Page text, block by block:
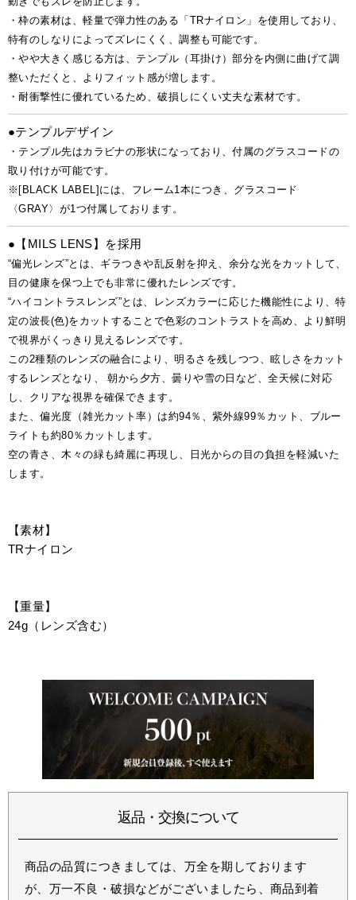
・枠の素材は、軽量で弾力性のある「TRナイロン」を使用しており、
特有のしなりによってズレにくく、調整も可能です。
・やや大きく感じる方は、テンプル（耳掛け）部分を内側に曲げて調
整いただくと、よりフィット感が増します。
・耐衝撃性に優れているため、破損しにくい丈夫な素材です。
●テンプルデザイン
・テンプル先はカラビナの形状になっており、付属のグラスコードの
取り付けが可能です。
※[BLACK LABEL]には、フレーム1本につき、グラスコード
〈GRAY〉が1つ付属しております。
●【MILS LENS】を採用
“偏光レンズ”とは、ギラつきや乱反射を抑え、余分な光をカットして、
目の健康を保つ上でも非常に優れたレンズです。
“ハイコントラスレンズ”とは、レンズカラーに応じた機能性により、特
定の波長(色)をカットすることで色彩のコントラストを高め、より鮮明
で視界がくっきり見えるレンズです。
この2種類のレンズの融合により、明るさを残しつつ、眩しさをカット
するレンズとなり、 朝から夕方、曇りや雪の日など、全天候に対応
し、クリアな視界を確保できます。
また、偏光度（雑光カット率）は約94％、紫外線99％カット、ブルー
ライトも約80％カットします。
空の青さ、木々の緑も綺麗に再現し、日光からの目の負担を軽減いた
します。
【素材】
TRナイロン
【重量】
24g（レンズ含む）
返品・交換について
商品の品質につきましては、万全を期しております
が、万一不良・破損などがございましたら、商品到着